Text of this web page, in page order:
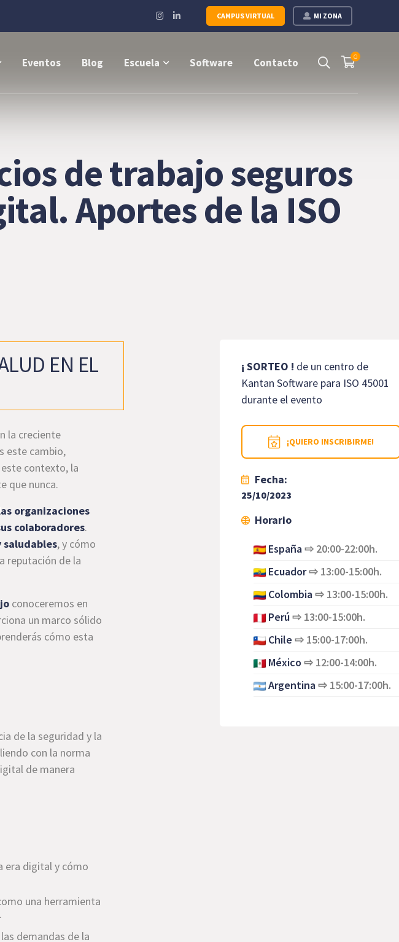
MI ZONA
CAMPUS VIRTUAL
Instagram
Profile
LinkedIn
Profile
0
Eventos Blog Escuela Software Contacto
de trabajo seguros
Aportes de la ISO
¡ SORTEO ! de un centro de
Kantan Software para ISO 45001
durante el evento
¡QUIERO INSCRIBIRME!
Fecha:
25/10/2023
Horario
España⇨ 20:00-22:00h.
Ecuador⇨ 13:00-15:00h.
Colombia⇨ 13:00-15:00h.
Perú⇨ 13:00-15:00h.
Chile ⇨ 15:00-17:00h.
México ⇨ 12:00-14:00h.
Argentina⇨ 15:00-17:00h.
EN EL
la creciente
este cambio,
este contexto, la
que nunca.
organizaciones
colaboradores.
saludables, y cómo
reputación de la
conoceremos en
un marco sólido
cómo esta
de la seguridad y la
con la norma
de manera
era digital y cómo
una herramienta
demandas de la